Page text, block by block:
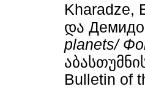
Kharadze,
და
planets/
Bulletin of